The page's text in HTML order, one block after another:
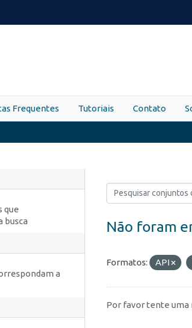
Frequentes Tutoriais Contato
que
busca
a
Não foram
Formatos: API
Por favor tente uma